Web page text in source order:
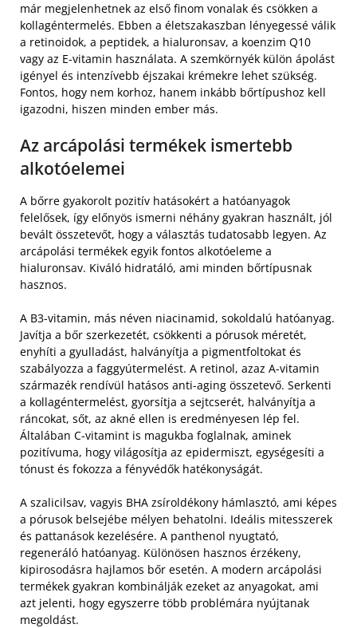
már megjelenhetnek az első finom vonalak és csökken a
kollagéntermelés. Ebben a életszakaszban lényegessé válik
a retinoidok, a peptidek, a hialuronsav, a koenzim Q10
vagy az E-vitamin használata. A szemkörnyék külön ápolást
igényel és intenzívebb éjszakai krémekre lehet szükség.
Fontos, hogy nem korhoz, hanem inkább bőrtípushoz kell
igazodni, hiszen minden ember más.
Az arcápolási termékek ismertebb
alkotóelemei
A bőrre gyakorolt pozitív hatásokért a hatóanyagok
felelősek, így előnyös ismerni néhány gyakran használt, jól
bevált összetevőt, hogy a választás tudatosabb legyen. Az
arcápolási termékek egyik fontos alkotóeleme a
hialuronsav. Kiváló hidratáló, ami minden bőrtípusnak
hasznos.
A B3-vitamin, más néven niacinamid, sokoldalú hatóanyag.
Javítja a bőr szerkezetét, csökkenti a pórusok méretét,
enyhíti a gyulladást, halványítja a pigmentfoltokat és
szabályozza a faggyútermelést. A retinol, azaz A-vitamin
származék rendívül hatásos anti-aging összetevő. Serkenti
a kollagéntermelést, gyorsítja a sejtcserét, halványítja a
ráncokat, sőt, az akné ellen is eredményesen lép fel.
Általában C-vitamint is magukba foglalnak, aminek
pozitívuma, hogy világosítja az epidermiszt, egységesíti a
tónust és fokozza a fényvédők hatékonyságát.
A szalicilsav, vagyis BHA zsíroldékony hámlasztó, ami képes
a pórusok belsejébe mélyen behatolni. Ideális mitesszerek
és pattanások kezelésére. A panthenol nyugtató,
regeneráló hatóanyag. Különösen hasznos érzékeny,
kipirosodásra hajlamos bőr esetén. A modern arcápolási
termékek gyakran kombinálják ezeket az anyagokat, ami
azt jelenti, hogy egyszerre több problémára nyújtanak
megoldást.